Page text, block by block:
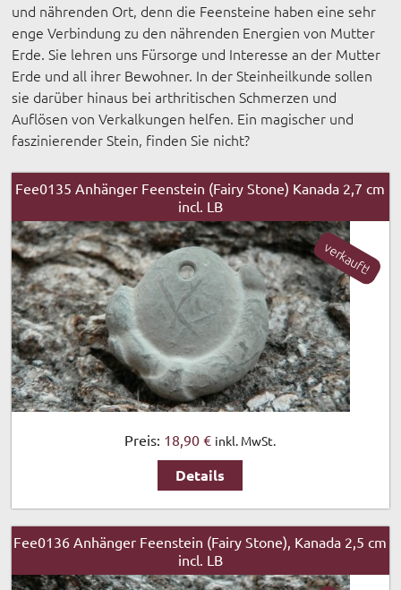
und nährenden Ort, denn die Feensteine haben eine sehr
enge Verbindung zu den nährenden Energien von Mutter
Erde. Sie lehren uns Fürsorge und Interesse an der Mutter
Erde und all ihrer Bewohner. In der Steinheilkunde sollen
sie darüber hinaus bei arthritischen Schmerzen und
Auflösen von Verkalkungen helfen. Ein magischer und
faszinierender Stein, finden Sie nicht?
Fee0135 Anhänger Feenstein (Fairy Stone) Kanada 2,7 cm
incl. LB
Preis: 18,90 € inkl. MwSt.
Details
verkauft!
Fee0136 Anhänger Feenstein (Fairy Stone), Kanada 2,5 cm
incl. LB